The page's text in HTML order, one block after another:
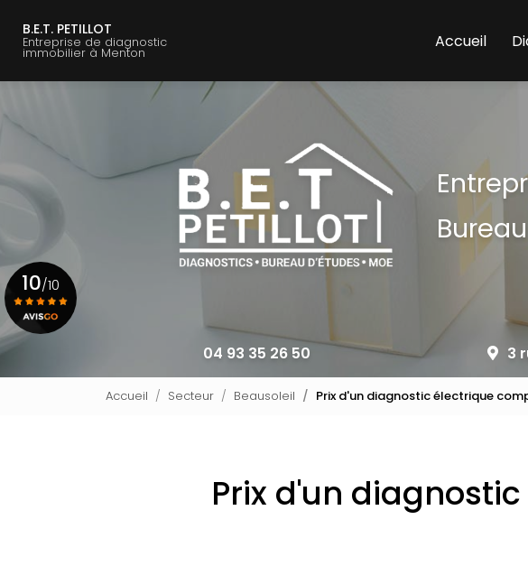
contenu
B.E.T. PETILLOT
Entreprise de diagnostic
immobilier à Menton
Accueil
04 93 35 26 50 3
10/10
Accueil Secteur Beausoleil Prix d'un diagnostic électrique
Prix d'un